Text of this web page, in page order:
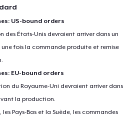
US-bound orders
des États-Unis devraient arriver dans un
une fois la commande produite et remise
EU-bound orders
du Royaume-Uni devraient arriver dans
la production.
Pays-Bas et la Suède, les commandes